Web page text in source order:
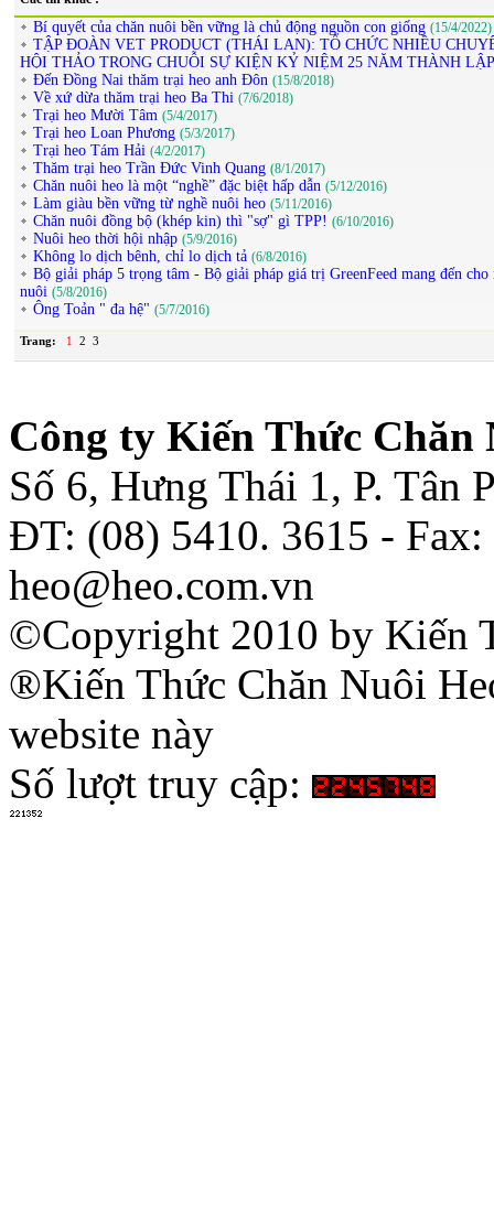
Bí quyết của chăn nuôi bền vững là chủ động nguồn con giống (15/4/2022)
TẬP ĐOÀN VET PRODUCT (THÁI LAN): TỔ CHỨC NHIỀU
HỘI THẢO TRONG CHUỖI SỰ KIỆN KỶ NIỆM 25 NĂM THÀNH
Đến Đồng Nai thăm trại heo anh Đôn (15/8/2018)
Về xứ dừa thăm trại heo Ba Thi (7/6/2018)
Trại heo Mười Tâm (5/4/2017)
Trại heo Loan Phương (5/3/2017)
Trại heo Tám Hải (4/2/2017)
Thăm trại heo Trần Đức Vinh Quang (8/1/2017)
Chăn nuôi heo là một “nghề” đặc biệt hấp dẫn (5/12/2016)
Làm giàu bền vững từ nghề nuôi heo (5/11/2016)
Chăn nuôi đồng bộ (khép kin) thì "sợ" gì TPP! (6/10/2016)
Nuôi heo thời hội nhập (5/9/2016)
Không lo dịch bênh, chỉ lo dịch tả (6/8/2016)
Bộ giải pháp 5 trọng tâm - Bộ giải pháp giá trị GreenFeed mang đến cho
nuôi (5/8/2016)
Ông Toản " đa hệ" (5/7/2016)
Trang: 1 2 3
Công ty Kiến Thức Chăn
Số 6, Hưng Thái 1, P. Tân
ĐT: (08) 5410. 3615 -
heo@heo.com.vn
©Copyright 2010 by Kiến
®Kiến Thức Chăn Nuôi
website này
Số lượt truy cập: